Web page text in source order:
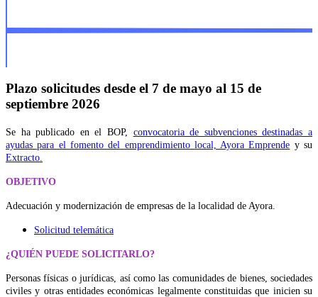
Plazo solicitudes desde el 7 de mayo al 15 de
septiembre 2026
Se ha publicado en el BOP, convocatoria de subvenciones destinadas a
ayudas para el fomento del emprendimiento local, Ayora Emprende y su
Extracto.
OBJETIVO
Adecuación y modernización de empresas de la localidad de Ayora.
Solicitud telemática
¿QUIÉN PUEDE SOLICITARLO?
Personas físicas o jurídicas, así como las comunidades de bienes, sociedades
civiles y otras entidades económicas legalmente constituidas que inicien su